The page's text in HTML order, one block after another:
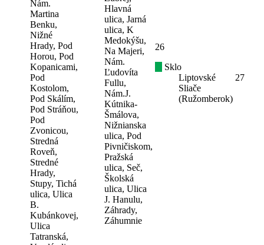
Nám.
Martina
Benku,
Nižné
Hrady, Pod
Horou, Pod
Kopanicami,
Pod
Kostolom,
Pod Skálím,
Pod Stráňou,
Pod
Zvonicou,
Stredná
Roveň,
Stredné
Hrady,
Stupy, Tichá
ulica, Ulica
B.
Kubánkovej,
Ulica
Tatranská,
Hlavná
ulica, Jarná
ulica, K
Medokýšu,
Na Majeri,
Nám.
Ľudovíta
Fullu,
Nám.J.
Kútnika-
Šmálova,
Nižnianska
ulica, Pod
Pivničiskom,
Pražská
ulica, Seč,
Školská
ulica, Ulica
J. Hanulu,
Záhrady,
Záhumnie
26
Sklo
Liptovské
Sliače
(Ružomberok)
27